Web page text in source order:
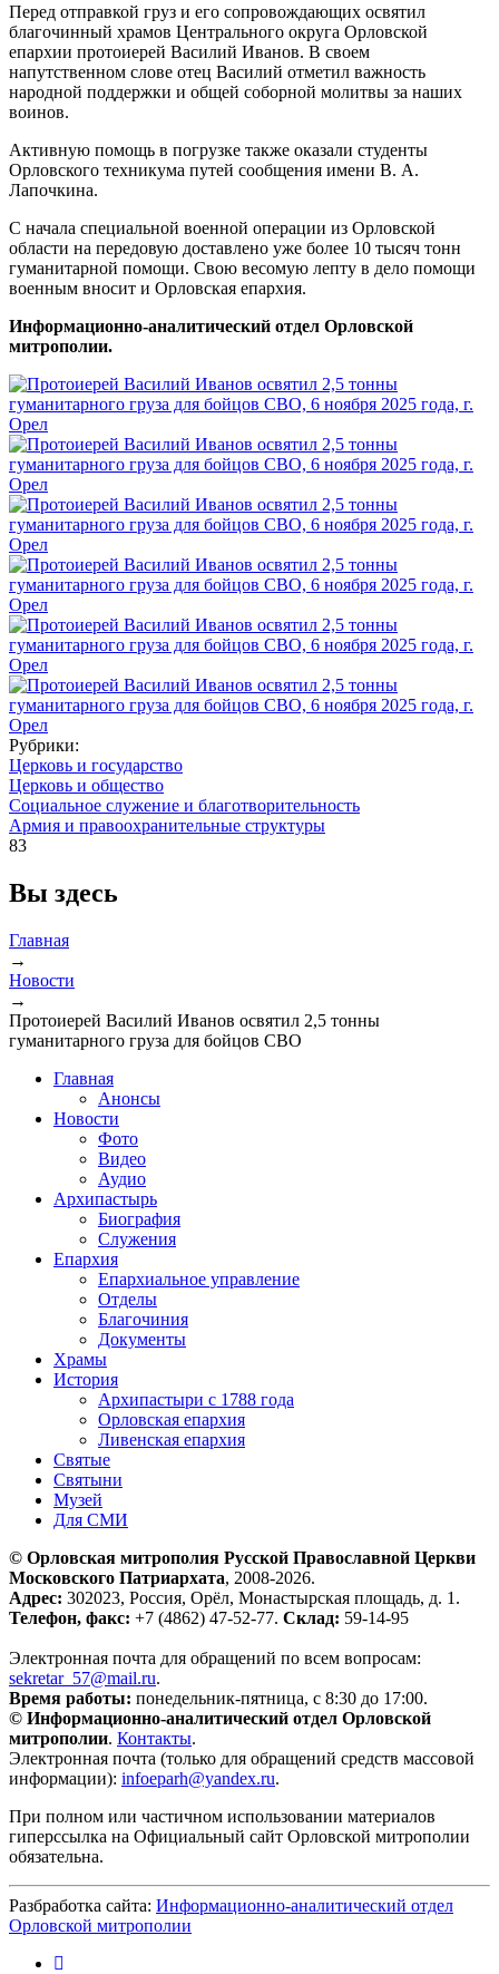
Перед отправкой груз и его сопровождающих освятил
благочинный храмов Центрального округа Орловской
епархии протоиерей Василий Иванов. В своем
напутственном слове отец Василий отметил важность
народной поддержки и общей соборной молитвы за наших
воинов.
Активную помощь в погрузке также оказали студенты
Орловского техникума путей сообщения имени В. А.
Лапочкина.
С начала специальной военной операции из Орловской
области на передовую доставлено уже более 10 тысяч тонн
гуманитарной помощи. Свою весомую лепту в дело помощи
военным вносит и Орловская епархия.
Информационно-аналитический отдел Орловской
митрополии.
Рубрики:
Церковь и государство
Церковь и общество
Социальное служение и благотворительность
Армия и правоохранительные структуры
83
Вы здесь
Главная
→
Новости
→
Протоиерей Василий Иванов освятил 2,5 тонны
гуманитарного груза для бойцов СВО
Главная
Анонсы
Новости
Фото
Видео
Аудио
Архипастырь
Биография
Служения
Епархия
Епархиальное управление
Отделы
Благочиния
Документы
Храмы
История
Архипастыри с 1788 года
Орловская епархия
Ливенская епархия
Святые
Святыни
Музей
Для СМИ
© Орловская митрополия Русской Православной Церкви
Московского Патриархата, 2008-2026.
Адрес: 302023, Россия, Орёл, Монастырская площадь, д. 1.
Телефон, факс: +7 (4862) 47-52-77. Склад: 59-14-95
Электронная почта для обращений по всем вопросам:
sekretar_57@mail.ru.
Время работы: понедельник-пятница, с 8:30 до 17:00.
© Информационно-аналитический отдел Орловской
митрополии. Контакты.
Электронная почта (только для обращений средств массовой
информации): infoeparh@yandex.ru.
При полном или частичном использовании материалов
гиперссылка на Официальный сайт Орловской митрополии
обязательна.
Разбработка сайта: Информационно-аналитический отдел
Орловской митрополии